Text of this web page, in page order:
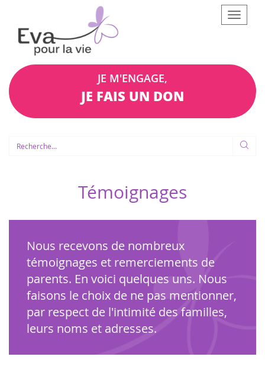
Afficher
le
JE M'ENGAGE,
JE FAIS UN DON
Témoignages
Nous recevons de nombreux
témoignages et remerciements de
parents. En voici quelques uns. Nous
faisons le choix de ne pas mentionner,
par respect de l'intimité des familles,
leurs noms et adresses.